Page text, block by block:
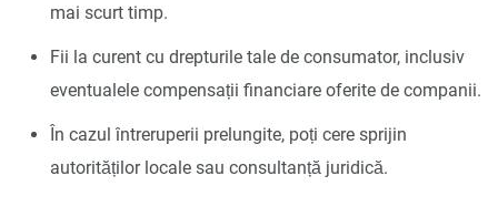
mai scurt timp.
Fii la curent cu drepturile tale de consumator, inclusiv
eventualele compensații financiare oferite de companii.
În cazul întreruperii prelungite, poți cere sprijin
autorităților locale sau consultanță juridică.